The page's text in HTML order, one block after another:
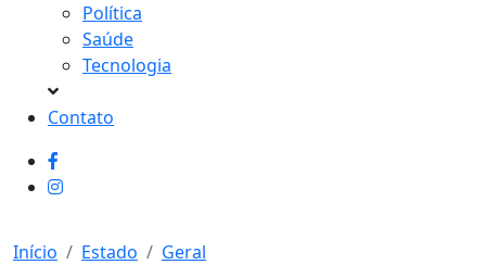
Política
Saúde
Tecnologia
Contato
Início Estado Geral